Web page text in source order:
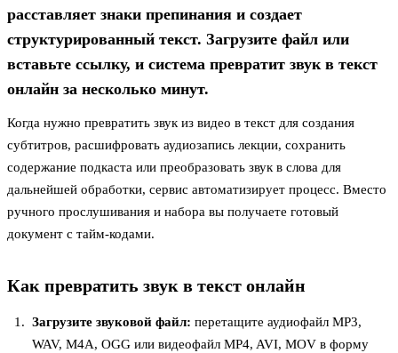
расставляет знаки препинания и создает
структурированный текст. Загрузите файл или
вставьте ссылку, и система превратит звук в текст
онлайн за несколько минут.
Когда нужно превратить звук из видео в текст для создания
субтитров, расшифровать аудиозапись лекции, сохранить
содержание подкаста или преобразовать звук в слова для
дальнейшей обработки, сервис автоматизирует процесс. Вместо
ручного прослушивания и набора вы получаете готовый
документ с тайм-кодами.
Как превратить звук в текст онлайн
Загрузите звуковой файл: перетащите аудиофайл MP3,
WAV, M4A, OGG или видеофайл MP4, AVI, MOV в форму